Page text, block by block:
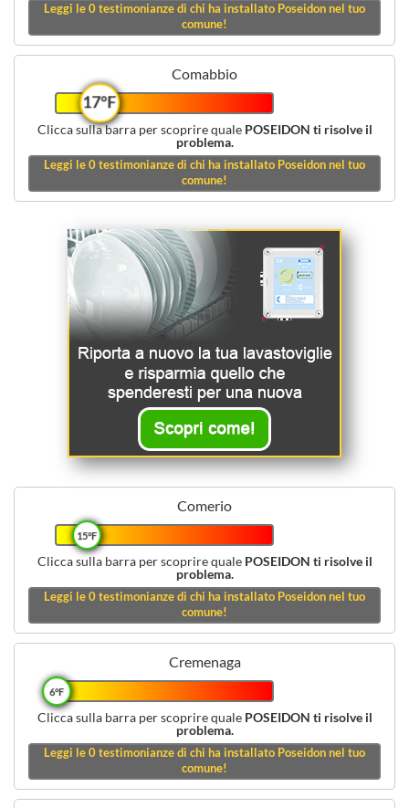
Leggi le0testimonianze di chi ha installato Poseidon nel tuo
comune!
Comabbio
17°F
Clicca sulla barra per scoprire quale POSEIDON ti risolve il
problema.
Leggi le0testimonianze di chi ha installato Poseidon nel tuo
comune!
Comerio
15°F
Clicca sulla barra per scoprire quale POSEIDON ti risolve il
problema.
Leggi le0testimonianze di chi ha installato Poseidon nel tuo
comune!
Cremenaga
6°F
Clicca sulla barra per scoprire quale POSEIDON ti risolve il
problema.
Leggi le0testimonianze di chi ha installato Poseidon nel tuo
comune!